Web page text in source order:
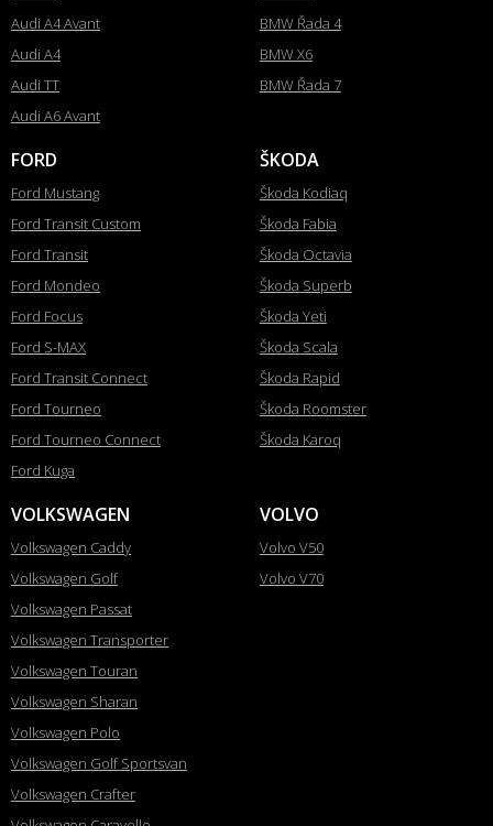
Audi A4 Avant
Audi A4
Audi TT
Audi A6 Avant
BMW Řada 4
BMW X6
BMW Řada 7
FORD
Ford Mustang
Ford Transit Custom
Ford Transit
Ford Mondeo
Ford Focus
Ford S-MAX
Ford Transit Connect
Ford Tourneo
Ford Tourneo Connect
Ford Kuga
ŠKODA
Škoda Kodiaq
Škoda Fabia
Škoda Octavia
Škoda Superb
Škoda Yeti
Škoda Scala
Škoda Rapid
Škoda Roomster
Škoda Karoq
VOLKSWAGEN
Volkswagen Caddy
Volkswagen Golf
Volkswagen Passat
Volkswagen Transporter
Volkswagen Touran
Volkswagen Sharan
Volkswagen Polo
Volkswagen Golf Sportsvan
Volkswagen Crafter
VOLVO
Volvo V50
Volvo V70